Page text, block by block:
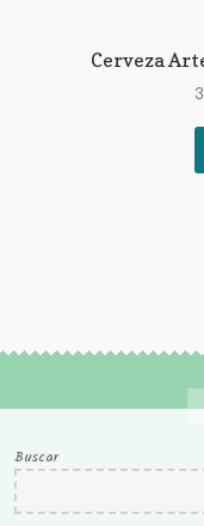
Cerveza
Buscar